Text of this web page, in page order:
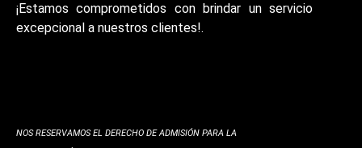
¡Estamos comprometidos con brindar un servicio
excepcional a nuestros clientes!.
NOS RESERVAMOS EL DERECHO DE ADMISIÓN PARA LA